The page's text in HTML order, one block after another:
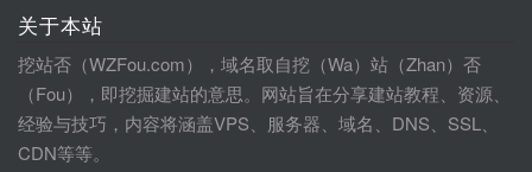
关于本站
挖站否（WZFou.com），域名取自挖（Wa）站（Zhan）否
（Fou），即挖掘建站的意思。网站旨在分享建站教程、资源、
经验与技巧，内容将涵盖VPS、服务器、域名、DNS、SSL、
CDN等等。